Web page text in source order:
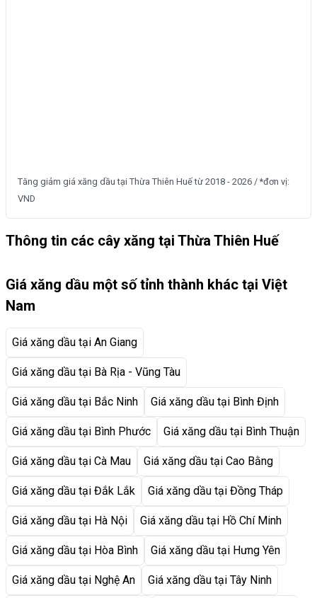
Tăng giảm giá xăng dầu tại Thừa Thiên Huế từ 2018 - 2026 / *đơn vị:
VND
Thông tin các cây xăng tại Thừa Thiên Huế
Giá xăng dầu một số tỉnh thành khác tại Việt
Nam
Giá xăng dầu tại An Giang
Giá xăng dầu tại Bà Rịa - Vũng Tàu
Giá xăng dầu tại Bắc Ninh Giá xăng dầu tại Bình Định
Giá xăng dầu tại Bình Phước Giá xăng dầu tại Bình Thuận
Giá xăng dầu tại Cà Mau Giá xăng dầu tại Cao Bằng
Giá xăng dầu tại Đắk Lắk Giá xăng dầu tại Đồng Tháp
Giá xăng dầu tại Hà Nội Giá xăng dầu tại Hồ Chí Minh
Giá xăng dầu tại Hòa Bình Giá xăng dầu tại Hưng Yên
Giá xăng dầu tại Nghệ An Giá xăng dầu tại Tây Ninh